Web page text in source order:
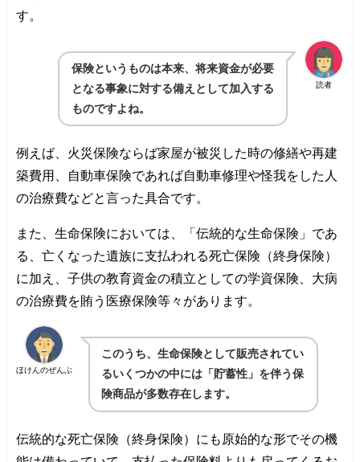
す。
読者
保険というものは本来、将来資金が必要
となる事象に対する備えとして加入する
ものですよね。
例えば、火災保険ならば家屋が被災した時の修繕や再建
築費用、自動車保険であれば自動車修理や怪我をした人
の治療費などと言った具合です。
また、生命保険においては、「伝統的な生命保険」であ
る、亡くなった遺族に支払われる死亡保険（終身保険）
に加え、子供の教育資金の積立としての学資保険、大病
の治療費を賄う医療保険等々があります。
ほけんのぜんぶ
このうち、生命保険として販売されてい
るいくつかの中には「貯蓄性」を伴う保
険商品が多数存在します。
伝統的な死亡保険（終身保険）にも原始的な形でその機